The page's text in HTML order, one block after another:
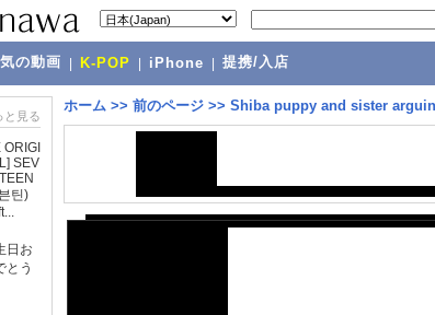
の動画 K-POP iPhone 提携/入店
と見る
ORIGI
SEV
틴)
日お
とう
ホーム >> 前のページ >> Shiba puppy and sister